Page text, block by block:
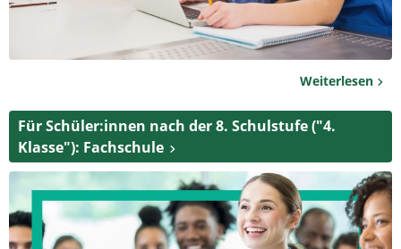
Weiterlesen
Für Schüler:innen nach der 8. Schulstufe ("4.
Klasse"): Fachschule